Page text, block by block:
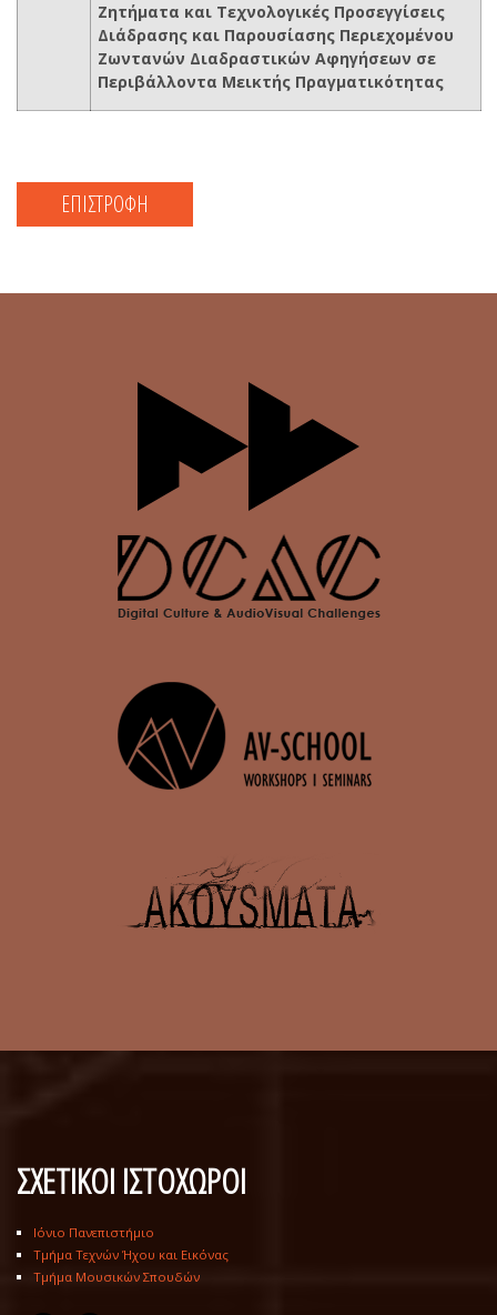
Ζητήματα και Τεχνολογικές Προσεγγίσεις
Διάδρασης και Παρουσίασης Περιεχομένου
Ζωντανών Διαδραστικών Αφηγήσεων σε
Περιβάλλοντα Μεικτής Πραγματικότητας
ΕΠΙΣΤΡΟΦΗ
ΣΧΕΤΙΚΟΙ ΙΣΤΟΧΩΡΟΙ
Ιόνιο Πανεπιστήμιο
Τμήμα Τεχνών Ήχου και Εικόνας
Τμήμα Μουσικών Σπουδών